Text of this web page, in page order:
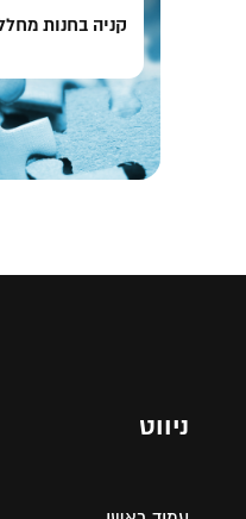
קניה בחנות
ניווט